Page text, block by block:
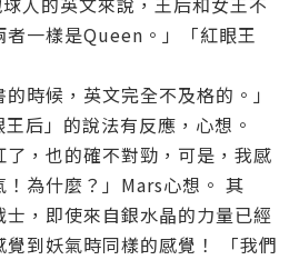
一樣是Queen。」「紅眼王
的時候，英文完全不及格的。」
后」的說法有反應，心想。
了，也的確不對勁，可是，我感
為什麼？」Mars心想。 其
，即使來自銀水晶的力量已經
到妖氣時同樣的感覺！
「我們